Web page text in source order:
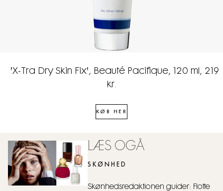
'X-Tra Dry Skin Fix', Beauté Pacifique, 120 ml, 219
kr.
KØB HER
LÆS OGÅ
SKØNHED
Skønhedsredaktionen guider: Flotte